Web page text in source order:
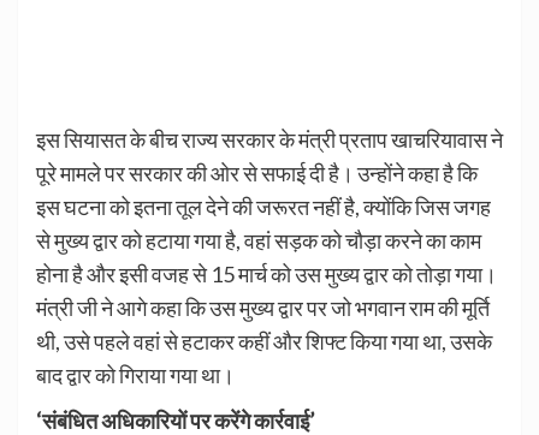
इस सियासत के बीच राज्य सरकार के मंत्री प्रताप खाचरियावास ने
पूरे मामले पर सरकार की ओर से सफाई दी है। उन्होंने कहा है कि
इस घटना को इतना तूल देने की जरूरत नहीं है, क्योंकि जिस जगह
से मुख्य द्वार को हटाया गया है, वहां सड़क को चौड़ा करने का काम
होना है और इसी वजह से 15 मार्च को उस मुख्य द्वार को तोड़ा गया।
मंत्री जी ने आगे कहा कि उस मुख्य द्वार पर जो भगवान राम की मूर्ति
थी, उसे पहले वहां से हटाकर कहीं और शिफ्ट किया गया था, उसके
बाद द्वार को गिराया गया था।
‘संबंधित अधिकारियों पर करेंगे कार्रवाई’